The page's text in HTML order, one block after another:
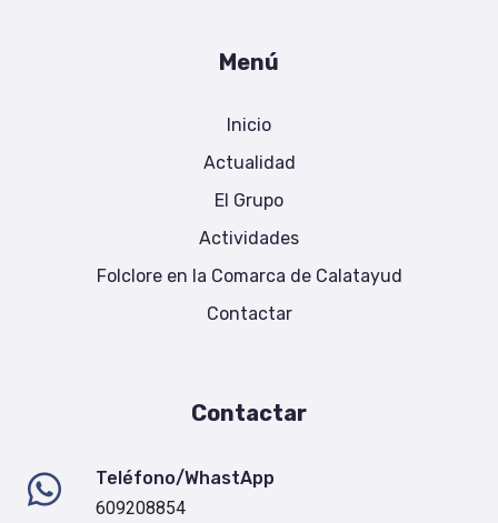
Menú
Inicio
Actualidad
El Grupo
Actividades
Folclore en la Comarca de Calatayud
Contactar
Contactar
Teléfono/WhastApp
609208854